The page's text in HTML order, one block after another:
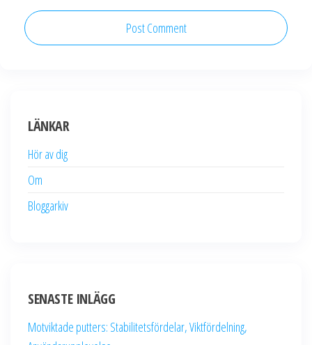
LÄNKAR
Hör av dig
Om
Bloggarkiv
SENASTE INLÄGG
Motviktade putters: Stabilitetsfördelar, Viktfördelning,